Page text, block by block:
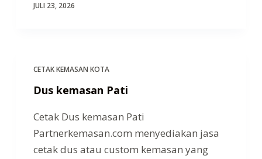
JULI 23, 2026
CETAK KEMASAN KOTA
Dus kemasan Pati
Cetak Dus kemasan Pati
Partnerkemasan.com menyediakan jasa
cetak dus atau custom kemasan yang